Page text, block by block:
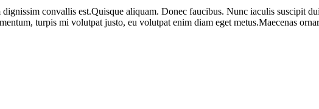
convallis est.Quisque aliquam. Donec faucibus. Nunc iaculis suscipit
turpis mi volutpat justo, eu volutpat enim diam eget metus.Maecenas